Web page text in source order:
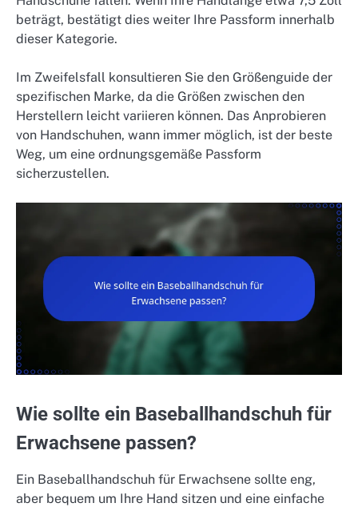
beträgt, bestätigt dies weiter Ihre Passform innerhalb
dieser Kategorie.
Im Zweifelsfall konsultieren Sie den Größenguide der
spezifischen Marke, da die Größen zwischen den
Herstellern leicht variieren können. Das Anprobieren
von Handschuhen, wann immer möglich, ist der beste
Weg, um eine ordnungsgemäße Passform
sicherzustellen.
Wie sollte ein Baseballhandschuh für
Erwachsene passen?
Ein Baseballhandschuh für Erwachsene sollte eng,
aber bequem um Ihre Hand sitzen und eine einfache